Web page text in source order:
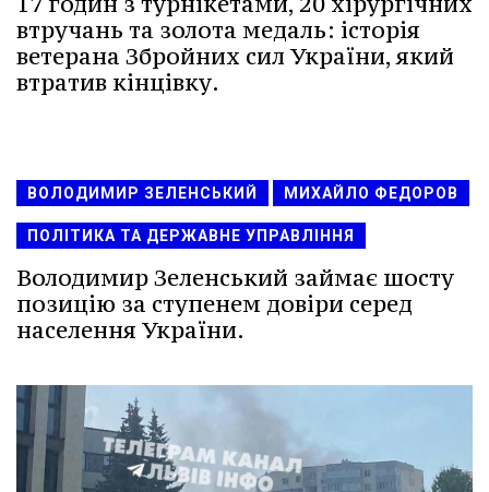
втручань та золота медаль: історія
ветерана Збройних сил України, який
втратив кінцівку.
ВОЛОДИМИР ЗЕЛЕНСЬКИЙ МИХАЙЛО ФЕДОРОВ
ПОЛІТИКА ТА ДЕРЖАВНЕ УПРАВЛІННЯ
Володимир Зеленський займає шосту
позицію за ступенем довіри серед
населення України.